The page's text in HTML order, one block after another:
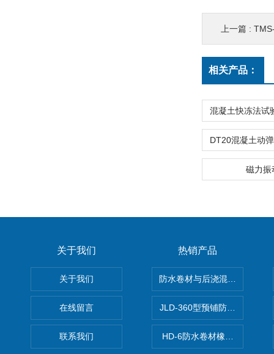
上一篇 : TMS-
相关产品：
磁力振
关于我们
关于我们
在线留言
联系我们
热销产品
防水卷材与后浇混凝土剥离强
JLD-360型预铺防水卷材抗冲
HD-6防水卷材橡胶测厚仪